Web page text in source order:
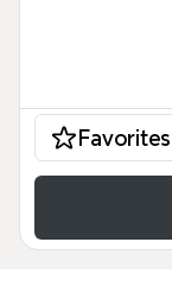
Favorites